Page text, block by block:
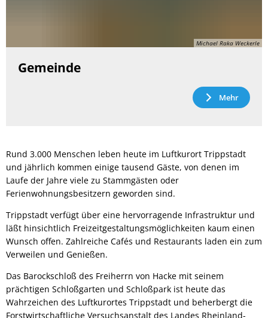
Michael Raka Weckerle
Gemeinde
Mehr
Rund 3.000 Menschen leben heute im Luftkurort Trippstadt
und jährlich kommen einige tausend Gäste, von denen im
Laufe der Jahre viele zu Stammgästen oder
Ferienwohnungsbesitzern geworden sind.
Trippstadt verfügt über eine hervorragende Infrastruktur und
läßt hinsichtlich Freizeitgestaltungsmöglichkeiten kaum einen
Wunsch offen. Zahlreiche Cafés und Restaurants laden ein zum
Verweilen und Genießen.
Das Barockschloß des Freiherrn von Hacke mit seinem
prächtigen Schloßgarten und Schloßpark ist heute das
Wahrzeichen des Luftkurortes Trippstadt und beherbergt die
Forstwirtschaftliche Versuchsanstalt des Landes Rheinland-